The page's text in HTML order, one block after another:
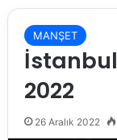
MANŞET
2022
26 Aralık 2022